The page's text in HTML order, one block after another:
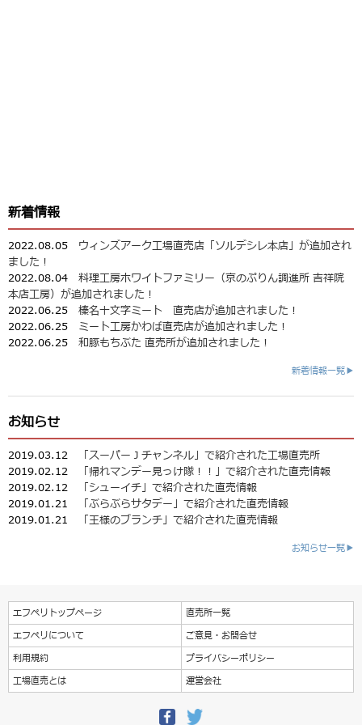
新着情報
2022.08.05 ウィンズアーク工場直売店「ソルデシレ本店」が追加され
ました！
2022.08.04 料理工房ホワイトファミリー（京のぷりん調進所 吉祥院
本店工房）が追加されました！
2022.06.25 榛名十文字ミート 直売店が追加されました！
2022.06.25 ミート工房かわば直売店が追加されました！
2022.06.25 和豚もちぶた 直売所が追加されました！
新着情報一覧▶
お知らせ
2019.03.12
「スーパーＪチャンネル」で紹介された工場直売所
2019.02.12
「帰れマンデー見っけ隊！！」で紹介された直売情報
2019.02.12
「シューイチ」で紹介された直売情報
2019.01.21
「ぶらぶらサタデー」で紹介された直売情報
2019.01.21
「王様のブランチ」で紹介された直売情報
お知らせ一覧▶
エフペリトップページ
直売所一覧
エフペリについて
ご意見・お問合せ
利用規約
プライバシーポリシー
工場直売とは
運営会社